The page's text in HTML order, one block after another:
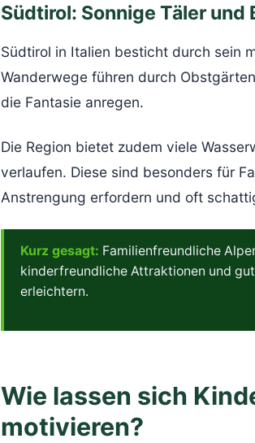
Südtirol: Sonnige Täler und
Südtirol in Italien besticht durch sein
Wanderwege führen durch
die Fantasie anregen.
Die Region bietet zudem viele
verlaufen. Diese sind besonders für
Anstrengung erfordern und oft
Kurz gesagt: Familienfreundliche
kinderfreundliche Attraktionen und
erleichtern.
Wie lassen sich
motivieren?